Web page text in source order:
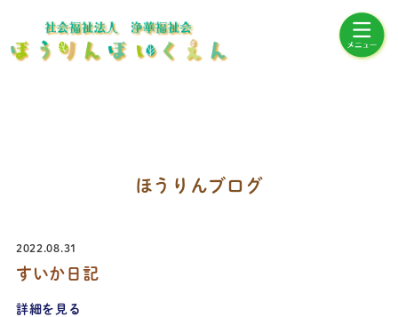
ほうりんブログ
2022.08.31
すいか日記
詳細を見る